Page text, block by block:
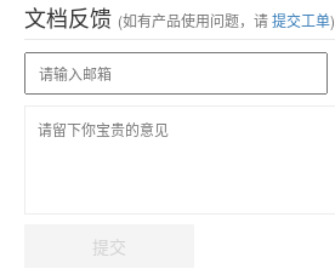
文档反馈 (如有产品使用问题，请提交工单)
提交